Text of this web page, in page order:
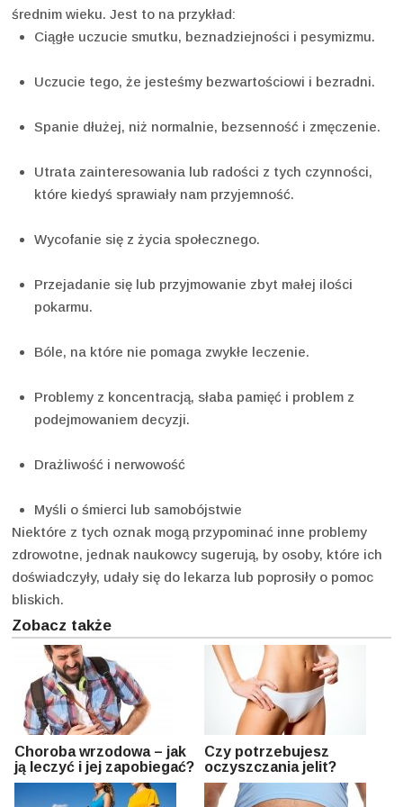
średnim wieku. Jest to na przykład:
Ciągłe uczucie smutku, beznadziejności i pesymizmu.
Uczucie tego, że jesteśmy bezwartościowi i bezradni.
Spanie dłużej, niż normalnie, bezsenność i zmęczenie.
Utrata zainteresowania lub radości z tych czynności,
które kiedyś sprawiały nam przyjemność.
Wycofanie się z życia społecznego.
Przejadanie się lub przyjmowanie zbyt małej ilości
pokarmu.
Bóle, na które nie pomaga zwykłe leczenie.
Problemy z koncentracją, słaba pamięć i problem z
podejmowaniem decyzji.
Drażliwość i nerwowość
Myśli o śmierci lub samobójstwie
Niektóre z tych oznak mogą przypominać inne problemy
zdrowotne, jednak naukowcy sugerują, by osoby, które ich
doświadczyły, udały się do lekarza lub poprosiły o pomoc
bliskich.
Zobacz także
Choroba wrzodowa – jak
ją leczyć i jej zapobiegać?
Czy potrzebujesz
oczyszczania jelit?